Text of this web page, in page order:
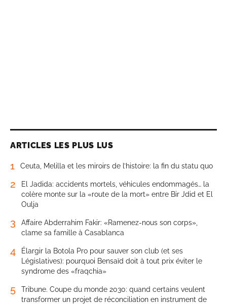
ARTICLES LES PLUS LUS
1 Ceuta, Melilla et les miroirs de l’histoire: la fin du statu quo
2
El Jadida: accidents mortels, véhicules endommagés… la
colère monte sur la «route de la mort» entre Bir Jdid et El
Oulja
3
Affaire Abderrahim Fakir: «Ramenez-nous son corps»,
clame sa famille à Casablanca
4
Élargir la Botola Pro pour sauver son club (et ses
Législatives): pourquoi Bensaïd doit à tout prix éviter le
syndrome des «fraqchia»
5
Tribune. Coupe du monde 2030: quand certains veulent
transformer un projet de réconciliation en instrument de